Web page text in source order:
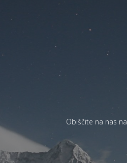
Obiščite na nas na